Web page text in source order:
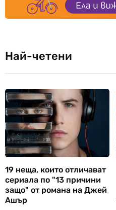
Най-четени
19 неща, които отличават
сериала по "13 причини
защо" от романа на Джей
Ашър